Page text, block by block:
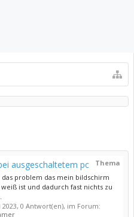
Thema
ausgeschaltetem pc
problem das mein bildschirm
ist und dadurch fast nichts zu
2023, 0 Antwort(en), im Forum: